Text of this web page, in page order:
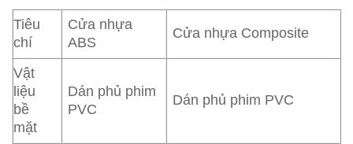
Tiêu
chí
Cửa nhựa
ABS
Cửa nhựa Composite
Vật
liệu
bề
mặt
Dán phủ phim
PVC
Dán phủ phim PVC